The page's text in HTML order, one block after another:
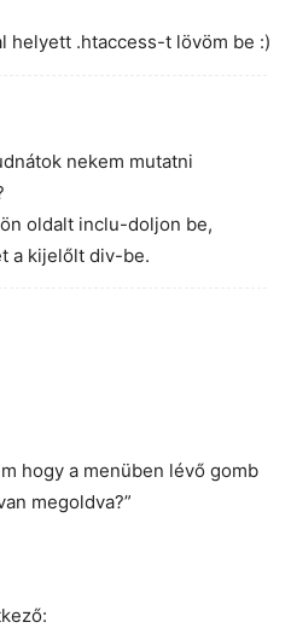
helyett .htaccess-t lövöm be :)
nekem mutatni
oldalt inclu-doljon be,
a kijelőlt div-be.
hogy a menüben lévő gomb
megoldva?”